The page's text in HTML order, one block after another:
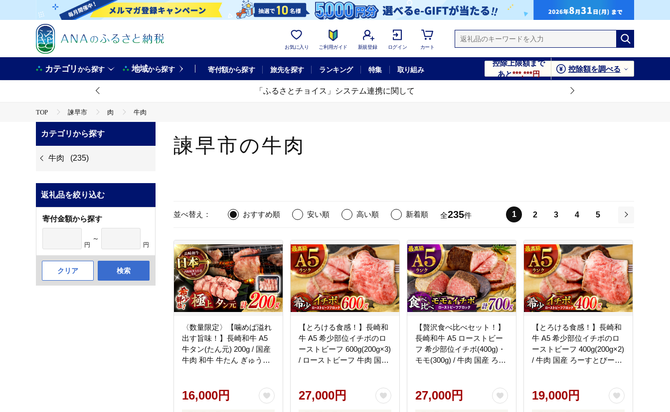
お気に入り ご利用ガイド 新規登録 ログイン カート
カテゴリから探す 地域から探す 寄付額から探す 旅先を探す ランキング 特集 取り組み
控除上限額まで
あと***,***円
控除額を調べる
「ふるさとチョイス」システム連携に関して
TOP 諫早市 肉 牛肉
カテゴリから探す
牛肉 (235)
返礼品を絞り込む
寄付金額から探す
円
～
円
クリア 検索
諫早市の牛肉
並べ替え： おすすめ順 安い順 高い順 新着順 全235件 1 2 3 4
5
〈数量限定〉【噛めば溢れ
出す旨味！】長崎和牛 A5
牛タン(たん元) 200g / 国産
牛肉 和牛 牛たん ぎゅうた
[AHCW114]
16,000円
【とろける食感！】長崎和
牛 A5 希少部位イチボのロ
ーストビーフ 600g(200g×3)
/ ローストビーフ 牛肉 国産
店 [AHCW141]
27,000円
【贅沢食べ比べセット！】
長崎和牛 A5 ローストビー
フ 希少部位イチボ(400g)・
モモ(300g) / 牛肉 国産 ろー
精肉店 [AHCW101]
27,000円
【とろける食感！】長崎和
牛 A5 希少部位イチボのロ
ーストビーフ 400g(200g×2)
/ 牛肉 国産 ろーすとびーふ
19,000円